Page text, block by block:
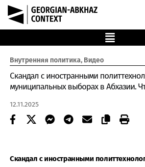
Внутренняя политика, Видео
Скандал с иностранными
муниципальных выборах в Абхазии.
12.11.2025
Скандал с иностранными